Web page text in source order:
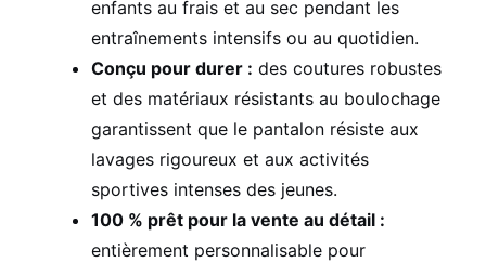
enfants au frais et au sec pendant les
entraînements intensifs ou au quotidien.
Conçu pour durer : des coutures robustes
et des matériaux résistants au boulochage
garantissent que le pantalon résiste aux
lavages rigoureux et aux activités
sportives intenses des jeunes.
100 % prêt pour la vente au détail :
entièrement personnalisable pour